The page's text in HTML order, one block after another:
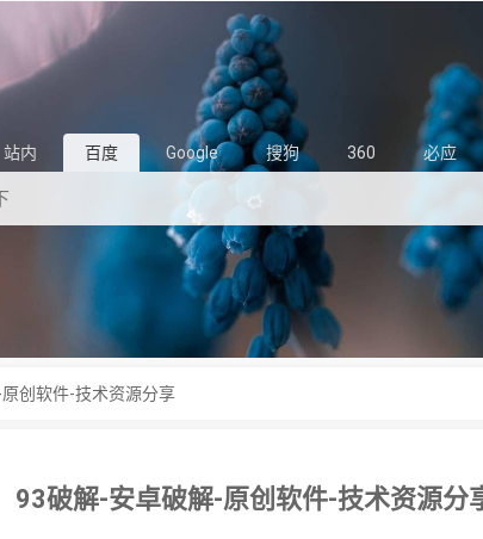
站内 百度 Google 搜狗 360 必应
创软件-技术资源分享
93破解-安卓破解-原创软件-技术资源分